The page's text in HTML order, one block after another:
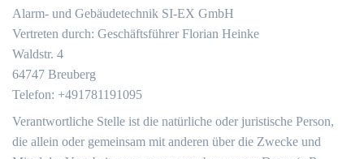
Alarm- und Gebäudetechnik SI-EX GmbH
Vertreten durch: Geschäftsführer Florian Heinke
Waldstr. 4
64747 Breuberg
Telefon: +491781191095
Verantwortliche Stelle ist die natürliche oder juristische Person,
die allein oder gemeinsam mit anderen über die Zwecke und